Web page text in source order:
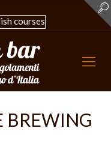
courses
BREWING